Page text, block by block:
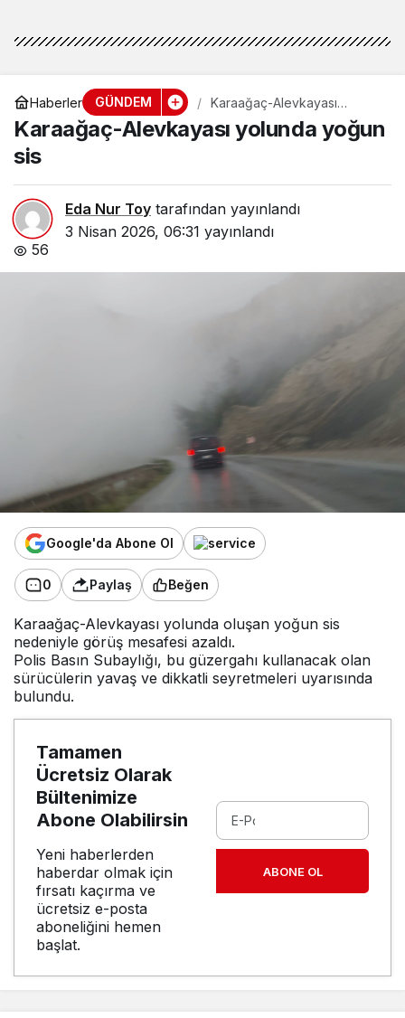
Haberler GÜNDEM
Karaağaç-Alevkayası
yolunda yoğun sis
Karaağaç-Alevkayası yolunda yoğun
sis
Eda Nur Toy tarafından yayınlandı
3 Nisan 2026, 06:31 yayınlandı
56
Google'da Abone Ol
0 Paylaş Beğen
Karaağaç-Alevkayası yolunda oluşan yoğun sis
nedeniyle görüş mesafesi azaldı.
Polis Basın Subaylığı, bu güzergahı kullanacak olan
sürücülerin yavaş ve dikkatli seyretmeleri uyarısında
bulundu.
Tamamen
Ücretsiz Olarak
Bültenimize
Abone Olabilirsin
Yeni haberlerden
haberdar olmak için
fırsatı kaçırma ve
ücretsiz e-posta
aboneliğini hemen
başlat.
ABONE OL